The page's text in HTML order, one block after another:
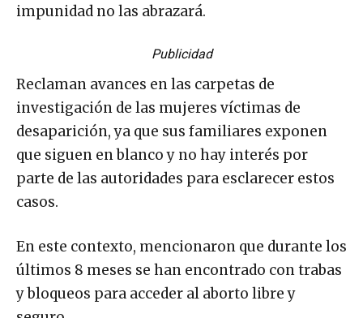
impunidad no las abrazará.
Publicidad
Reclaman avances en las carpetas de
investigación de las mujeres víctimas de
desaparición, ya que sus familiares exponen
que siguen en blanco y no hay interés por
parte de las autoridades para esclarecer estos
casos.
En este contexto, mencionaron que durante los
últimos 8 meses se han encontrado con trabas
y bloqueos para acceder al aborto libre y